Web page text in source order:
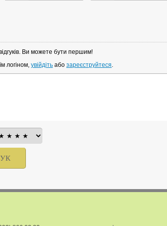
Ви можете бути першим!
логіном, увійдіть або зареєструйтеся.